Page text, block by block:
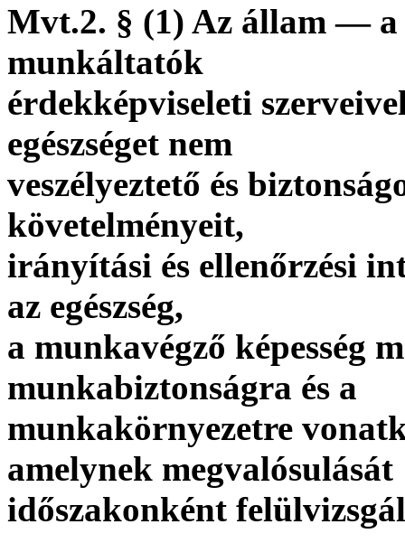
Mvt.2. § (1) Az állam — a
munkáltatók
érdekképviseleti
egészséget nem
veszélyeztető és
követelményeit,
irányítási és ellenőrzési
az egészség,
a munkavégző képesség
munkabiztonságra és a
munkakörnyezetre
amelynek megvalósulását
időszakonként